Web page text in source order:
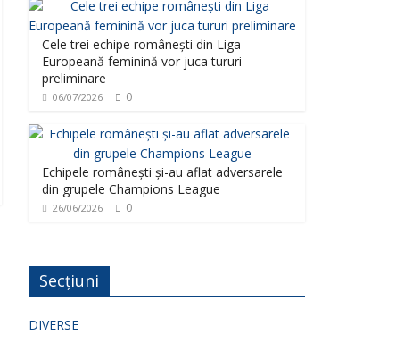
Cele trei echipe românești din Liga
Europeană feminină vor juca tururi
preliminare
06/07/2026 0
Echipele românești și-au aflat adversarele
din grupele Champions League
26/06/2026 0
Secțiuni
DIVERSE